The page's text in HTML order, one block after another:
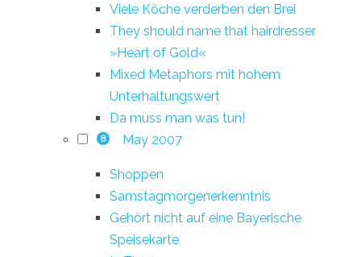
Viele Köche verderben den Brei
They should name that hairdresser
»Heart of Gold«
Mixed Metaphors mit hohem
Unterhaltungswert
Da muss man was tun!
8 May 2007
Shoppen
Samstagmorgenerkenntnis
Gehört nicht auf eine Bayerische
Speisekarte